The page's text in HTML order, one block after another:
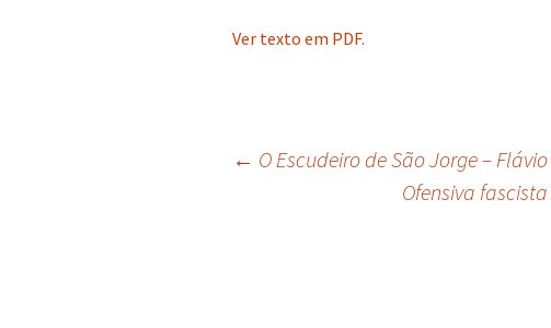
Ver texto em PDF.
Navegação
← O Escudeiro de São Jorge –
Ofensiva